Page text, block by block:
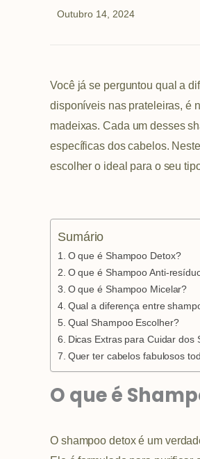
Outubro 14, 2024
Você já se perguntou qual a
disponíveis nas prateleiras, é
madeixas. Cada um desses
específicas dos cabelos.
escolher o ideal para o seu
Sumário
O que é Shampoo Detox?
O que é Shampoo Anti-
O que é Shampoo Micelar?
Qual a diferença entre
Qual Shampoo Escolher?
Dicas Extras para Cuidar dos
Quer ter cabelos fabulosos
O que é
O shampoo detox é um